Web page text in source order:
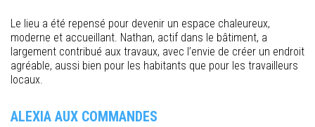
Le lieu a été repensé pour devenir un espace chaleureux,
moderne et accueillant. Nathan, actif dans le bâtiment, a
largement contribué aux travaux, avec l’envie de créer un endroit
agréable, aussi bien pour les habitants que pour les travailleurs
locaux.
ALEXIA AUX COMMANDES